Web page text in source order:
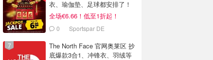
衣、瑜伽垫、足球都安排了！
全场€6.66！低至1折起！
0 Sportspar DE
The North Face 官网奥莱区 抄
底爆款3合1、冲锋衣、羽绒等